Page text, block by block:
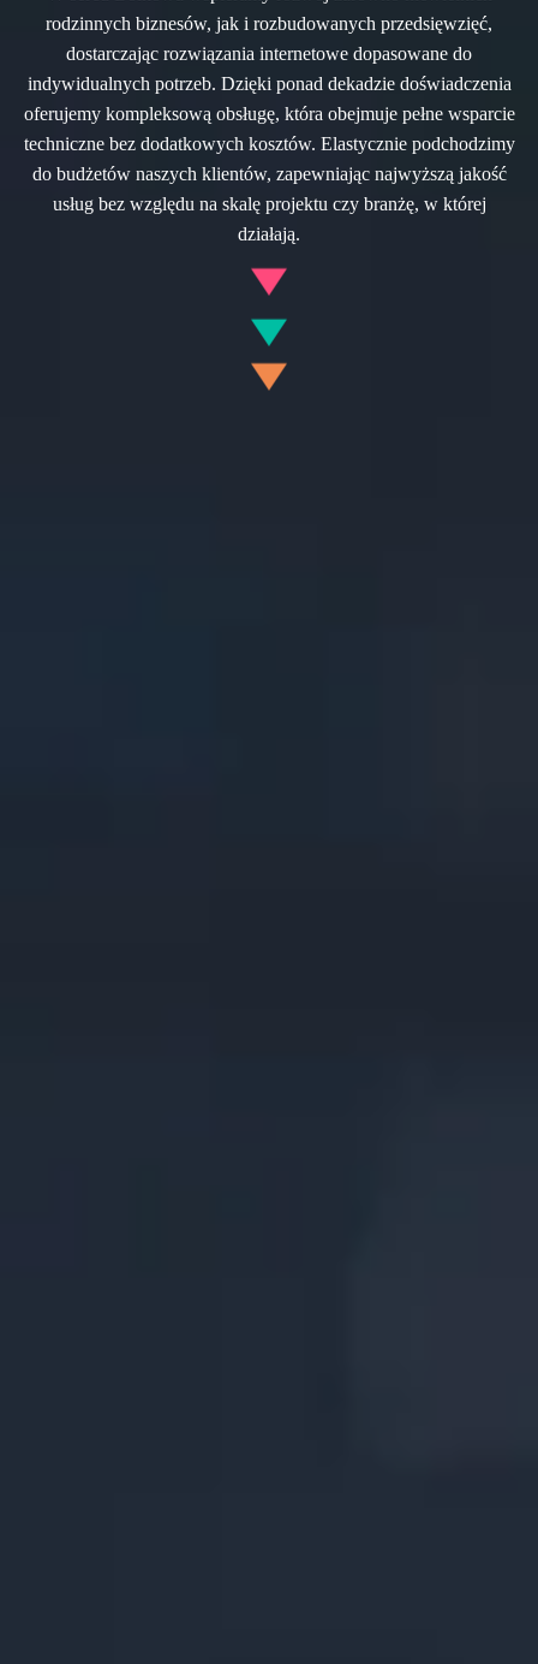
rodzinnych biznesów, jak i rozbudowanych przedsięwzięć,
dostarczając rozwiązania internetowe dopasowane do
indywidualnych potrzeb. Dzięki ponad dekadzie doświadczenia
oferujemy kompleksową obsługę, która obejmuje pełne wsparcie
techniczne bez dodatkowych kosztów. Elastycznie podchodzimy
do budżetów naszych klientów, zapewniając najwyższą jakość
usług bez względu na skalę projektu czy branżę, w której
działają.